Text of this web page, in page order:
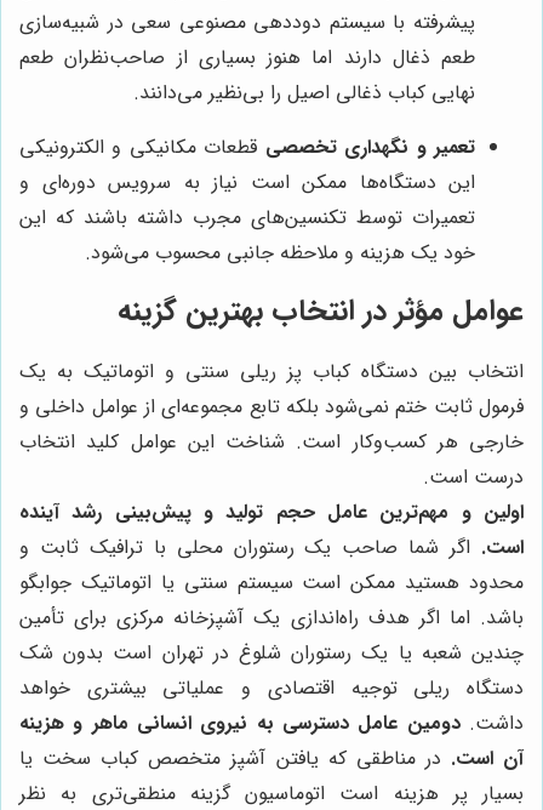
پیشرفته با سیستم دوددهی مصنوعی سعی در شبیه‌سازی
طعم ذغال دارند اما هنوز بسیاری از صاحب‌نظران طعم
نهایی کباب ذغالی اصیل را بی‌نظیر می‌دانند.
تعمیر و نگهداری تخصصی قطعات مکانیکی و الکترونیکی
این دستگاه‌ها ممکن است نیاز به سرویس دوره‌ای و
تعمیرات توسط تکنسین‌های مجرب داشته باشند که این
خود یک هزینه و ملاحظه جانبی محسوب می‌شود.
عوامل مؤثر در انتخاب بهترین گزینه
انتخاب بین دستگاه کباب پز ریلی سنتی و اتوماتیک به یک
فرمول ثابت ختم نمی‌شود بلکه تابع مجموعه‌ای از عوامل داخلی و
خارجی هر کسب‌وکار است. شناخت این عوامل کلید انتخاب
درست است.
اولین و مهم‌ترین عامل حجم تولید و پیش‌بینی رشد آینده
است. اگر شما صاحب یک رستوران محلی با ترافیک ثابت و
محدود هستید ممکن است سیستم سنتی یا اتوماتیک جوابگو
باشد. اما اگر هدف راه‌اندازی یک آشپزخانه مرکزی برای تأمین
چندین شعبه یا یک رستوران شلوغ در تهران است بدون شک
دستگاه ریلی توجیه اقتصادی و عملیاتی بیشتری خواهد
داشت. دومین عامل دسترسی به نیروی انسانی ماهر و هزینه
آن است. در مناطقی که یافتن آشپز متخصص کباب سخت یا
بسیار پر هزینه است اتوماسیون گزینه منطقی‌تری به نظر